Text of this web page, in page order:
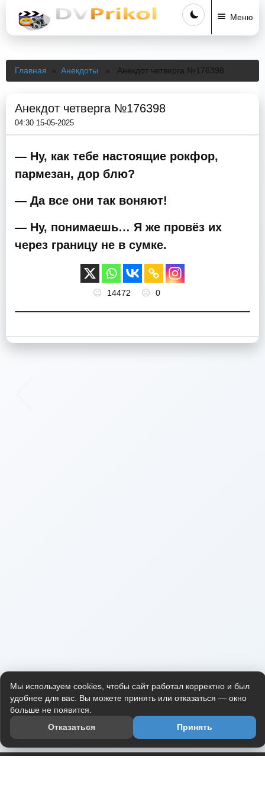
Меню
Главная » Анекдоты » Анекдот четверга №176398
Анекдот четверга №176398
04:30 15-05-2025
— Ну, как тебе настоящие рокфор,
пармезан, дор блю?
— Да все они так воняют!
— Ну, понимаешь… Я же провёз их
через границу не в сумке.
14472 0
Мы используем cookies, чтобы сайт работал корректно и был
удобнее для вас. Вы можете принять или отказаться — окно
больше не появится.
Отказаться
Принять